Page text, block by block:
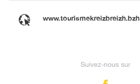
www.tourismekreizbreizh.bzh
Suivez-nous sur